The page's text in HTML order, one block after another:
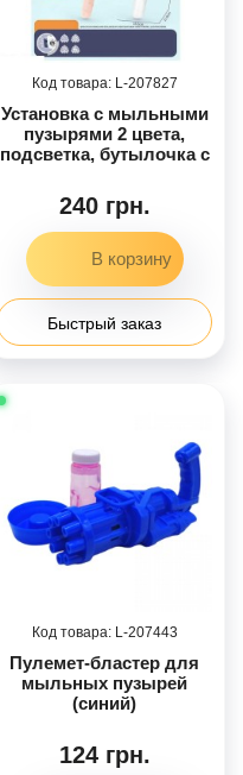
207827
Установка с мыльными
пузырями 2 цвета,
подсветка, бутылочка с
сосуд, на батарейках,
механический, в кор.
240 грн.
Быстрый заказ
207443
Пулемет-бластер для
мыльных пузырей
(синий)
124 грн.